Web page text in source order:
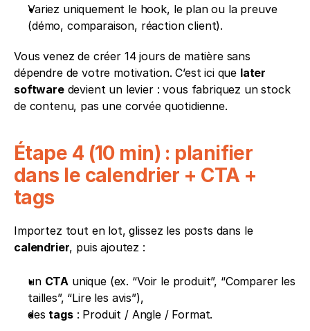
Variez uniquement le hook, le plan ou la preuve
(démo, comparaison, réaction client).
Vous venez de créer 14 jours de matière sans
dépendre de votre motivation. C’est ici que later
software devient un levier : vous fabriquez un stock
de contenu, pas une corvée quotidienne.
Étape 4 (10 min) : planifier
dans le calendrier + CTA +
tags
Importez tout en lot, glissez les posts dans le
calendrier, puis ajoutez :
un CTA unique (ex. “Voir le produit”, “Comparer les
tailles”, “Lire les avis”),
des tags : Produit / Angle / Format.